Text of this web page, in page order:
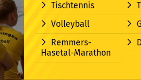
Tischtennis
Volleyball
Remmers-
Hasetal-Marathon